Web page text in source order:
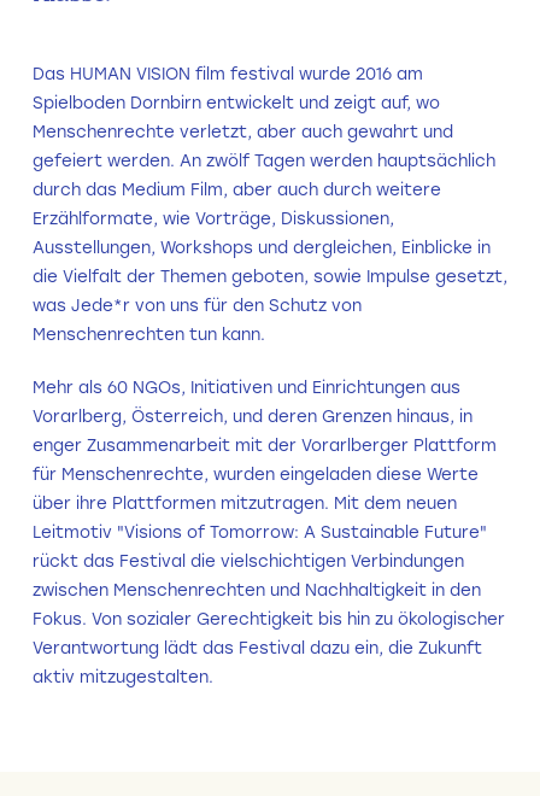
Das HUMAN VISION film festival wurde 2016 am
Spielboden Dornbirn entwickelt und zeigt auf, wo
Menschenrechte verletzt, aber auch gewahrt und
gefeiert werden. An zwölf Tagen werden hauptsächlich
durch das Medium Film, aber auch durch weitere
Erzählformate, wie Vorträge, Diskussionen,
Ausstellungen, Workshops und dergleichen, Einblicke in
die Vielfalt der Themen geboten, sowie Impulse gesetzt,
was Jede*r von uns für den Schutz von
Menschenrechten tun kann.
Mehr als 60 NGOs, Initiativen und Einrichtungen aus
Vorarlberg, Österreich, und deren Grenzen hinaus, in
enger Zusammenarbeit mit der Vorarlberger Plattform
für Menschenrechte, wurden eingeladen diese Werte
über ihre Plattformen mitzutragen. Mit dem neuen
Leitmotiv "Visions of Tomorrow: A Sustainable Future"
rückt das Festival die vielschichtigen Verbindungen
zwischen Menschenrechten und Nachhaltigkeit in den
Fokus. Von sozialer Gerechtigkeit bis hin zu ökologischer
Verantwortung lädt das Festival dazu ein, die Zukunft
aktiv mitzugestalten.